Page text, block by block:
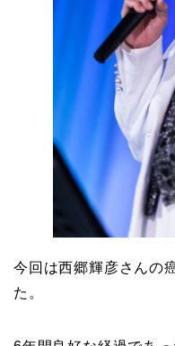
今回は西郷輝彦さんの
た。